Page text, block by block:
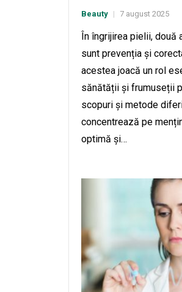
Beauty | 7 august 2025
În îngrijirea pielii, două
sunt prevenția și
acestea joacă un rol
sănătății și frumuseții
scopuri și metode
concentrează pe
optimă și…